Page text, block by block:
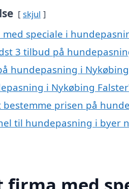
skjul
speciale i
3 tilbud på
hundepasning i
i Nykøbing
prisen på
til hundepasning i byer